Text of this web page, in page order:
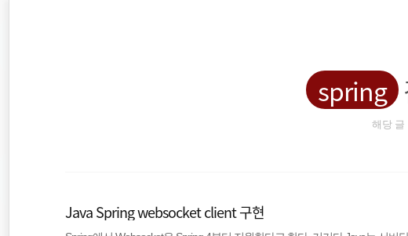
spring
해당 글
Java Spring websocket client 구현
티스토리